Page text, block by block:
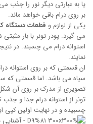
یا به عبارتی دیگر نور را جذب
بر روی درام باقی خواهد ماند.
یکی از لوازم و قطعات دستگاه
می گیرد. پودر تونر با بار
استوانه درام می چسبند. در
نمایند.
ان قسمتی که بر روی استوانه
سیاه می باشد. اما قسمتی که
تصویری از مدرک بر روی آن
تونر از استوانه درام جدا و
چسبیده و در نهایت اولین کپی